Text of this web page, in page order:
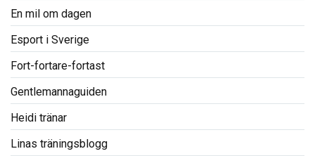
En mil om dagen
Esport i Sverige
Fort-fortare-fortast
Gentlemannaguiden
Heidi tränar
Linas träningsblogg